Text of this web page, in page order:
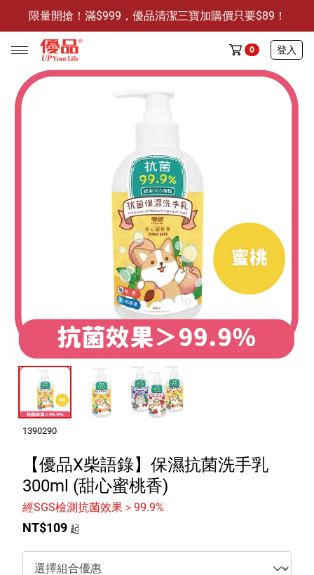
限量開搶！滿$999，優品清潔三寶加購價只要$89！
防霉清潔好幫手-任3件贈保濕抗菌洗手乳
限量開搶！滿$999，優品清潔三寶加購價只要$89！
0 登入
🔥任選1件折9元-新老客戶感恩回饋
防霉清潔好幫手(任3件，贈抗菌保濕洗手乳)
室內外除蟲專區
媽媽廚房專區
浴室清潔專區
清潔大掃除專區
精油香氛專區
強效誘引捕黏板
優品x柴語錄
團購專區
關於優品
1390290
【優品X柴語錄】保濕抗菌洗手乳
300ml (甜心蜜桃香)
經SGS檢測抗菌效果＞99.9%
NT$109 起